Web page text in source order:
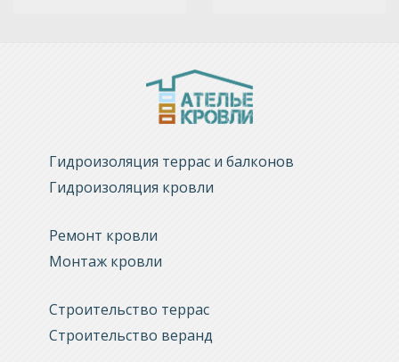
Гидроизоляция террас и балконов
Гидроизоляция кровли
Ремонт кровли
Монтаж кровли
Строительство террас
Строительство веранд